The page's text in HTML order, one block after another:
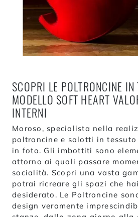
SCOPRI LE POLTRONCINE
MODELLO SOFT HEART
INTERNI
Moroso, specialista nella
poltroncine e salotti in
in foto. Gli imbottiti sono
attorno ai quali passare
socialità. Scopri una vasta
potrai ricreare gli spazi che
desiderato. Le Poltroncine
design veramente